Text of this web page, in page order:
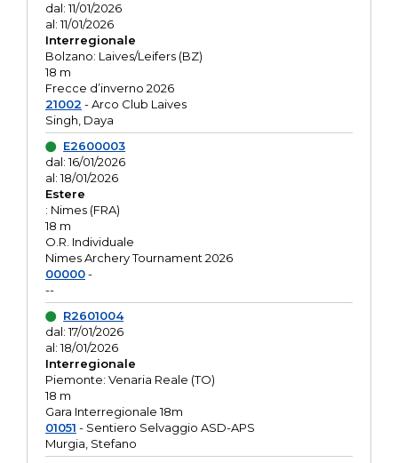
dal: 11/01/2026
al: 11/01/2026
Interregionale
Bolzano: Laives/Leifers (BZ)
18 m
Frecce d’inverno 2026
21002 - Arco Club Laives
Singh, Daya
E2600003
dal: 16/01/2026
al: 18/01/2026
Estere
: Nimes (FRA)
18 m
O.R. Individuale
Nimes Archery Tournament 2026
00000-
--
R2601004
dal: 17/01/2026
al: 18/01/2026
Interregionale
Piemonte: Venaria Reale (TO)
18 m
Gara Interregionale 18m
01051 - Sentiero Selvaggio ASD-APS
Murgia, Stefano